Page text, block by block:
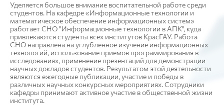
Уделяется большое внимание воспитательной работе среди
студентов. На кафедре «Информационные технологии и
математическое обеспечение информационных систем»
работает СНО "Информационные технологии в АПК", куда
привлекаются студенты всех институтов КрасГАУ. Работа
СНО направлена на углубленное изучение информационных
технологий, использование приемов программирования в
исследованиях, применение презентаций для демонстрации
научных докладов студентов. Результатом этой деятельности
являются ежегодные публикации, участие и победы в
различных научных конкурсных мероприятиях. Сотрудники
кафедры принимают активное участие в общественной жизни
института.